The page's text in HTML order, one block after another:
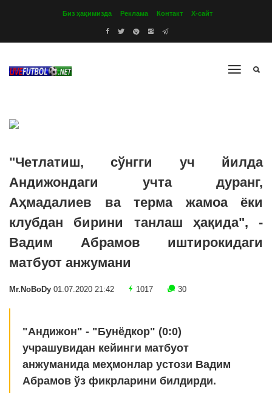
Биз ҳақимизда Реклама Контакт Х-сайт
"Четлатиш, сўнгги уч йилда
Андижондаги учта дуранг,
Аҳмадалиев ва терма жамоа ёки
клубдан бирини танлаш ҳақида", -
Вадим Абрамов иштирокидаги
матбуот анжумани
Mr.NoBoDy 01.07.2020 21:42 1017 30
"Андижон" - "Бунёдкор" (0:0)
учрашувидан кейинги матбуот
анжуманида меҳмонлар устози Вадим
Абрамов ўз фикрларини билдирди.